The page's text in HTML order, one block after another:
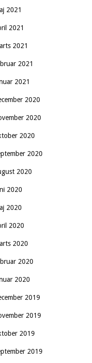
2021
2021
2021
2021
2021
2020
2020
2020
2020
2020
2020
2020
2020
2020
2020
2020
2019
2019
2019
2019